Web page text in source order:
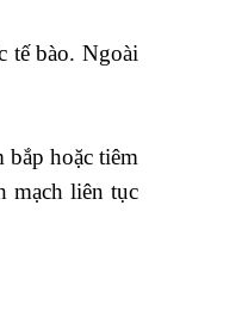
tế bào. Ngoài
hoặc tiêm
mạch liên tục